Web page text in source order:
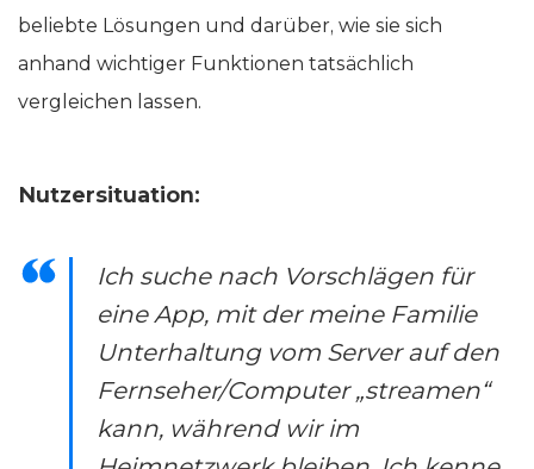
beliebte Lösungen und darüber, wie sie sich
anhand wichtiger Funktionen tatsächlich
vergleichen lassen.
Nutzersituation:
Ich suche nach Vorschlägen für
eine App, mit der meine Familie
Unterhaltung vom Server auf den
Fernseher/Computer „streamen“
kann, während wir im